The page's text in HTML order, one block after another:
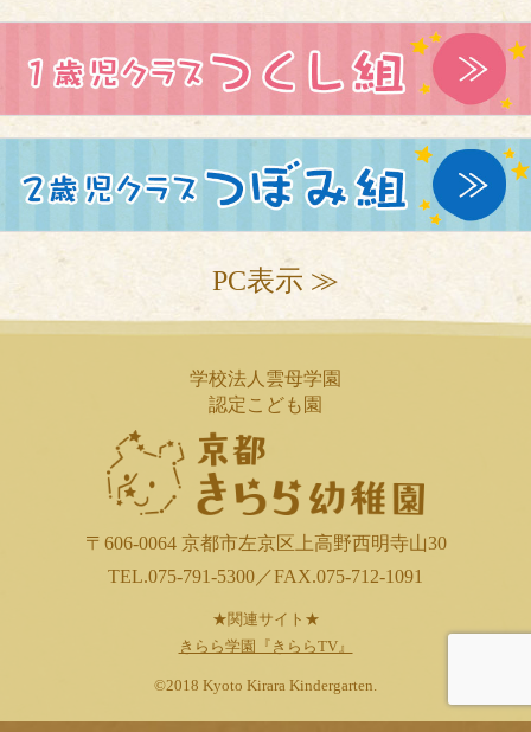
PC表示 ≫
学校法人雲母学園
認定こども園
〒606-0064 京都市左京区上高野西明寺山30
TEL.075-791-5300／FAX.075-712-1091
★関連サイト★
きらら学園『きららTV』
©2018 Kyoto Kirara Kindergarten.